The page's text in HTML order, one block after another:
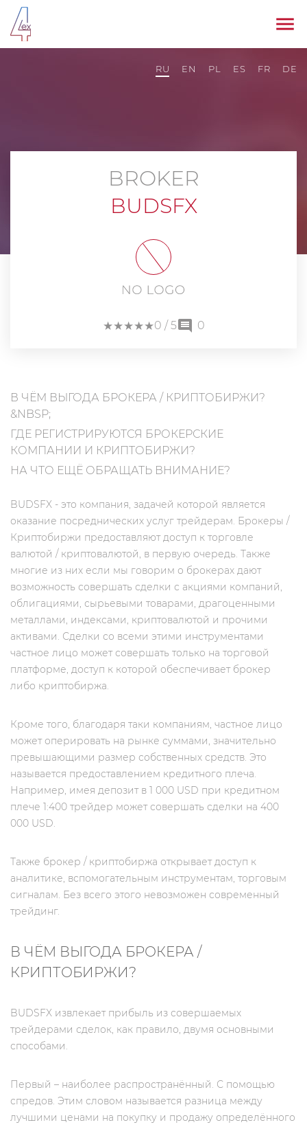
RU EN PL ES FR DE
BROKER
BUDSFX
★★
★★
★★
★★
★★
0 / 5 0
В ЧЁМ ВЫГОДА БРОКЕРА / КРИПТОБИРЖИ?
&NBSP;
ГДЕ РЕГИСТРИРУЮТСЯ БРОКЕРСКИЕ
КОМПАНИИ И КРИПТОБИРЖИ?
НА ЧТО ЕЩЁ ОБРАЩАТЬ ВНИМАНИЕ?
BUDSFX - это компания, задачей которой является
оказание посреднических услуг трейдерам. Брокеры /
Криптобиржи предоставляют доступ к торговле
валютой / криптовалютой, в первую очередь. Также
многие из них если мы говорим о брокерах дают
возможность совершать сделки с акциями компаний,
облигациями, сырьевыми товарами, драгоценными
металлами, индексами, криптовалютой и прочими
активами. Сделки со всеми этими инструментами
частное лицо может совершать только на торговой
платформе, доступ к которой обеспечивает брокер
либо криптобиржа.
Кроме того, благодаря таки компаниям, частное лицо
может оперировать на рынке суммами, значительно
превышающими размер собственных средств. Это
называется предоставлением кредитного плеча.
Например, имея депозит в 1 000 USD при кредитном
плече 1:400 трейдер может совершать сделки на 400
000 USD.
Также брокер / криптобиржа открывает доступ к
аналитике, вспомогательным инструментам, торговым
сигналам. Без всего этого невозможен современный
трейдинг.
В ЧЁМ ВЫГОДА БРОКЕРА /
КРИПТОБИРЖИ?
BUDSFX извлекает прибыль из совершаемых
трейдерами сделок, как правило, двумя основными
способами.
Первый – наиболее распространённый. С помощью
спредов. Этим словом называется разница между
лучшими ценами на покупку и продажу определённого